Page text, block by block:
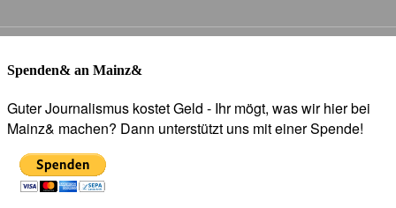
Spenden& an Mainz&
Guter Journalismus kostet Geld - Ihr mögt, was wir hier bei
Mainz& machen? Dann unterstützt uns mit einer Spende!